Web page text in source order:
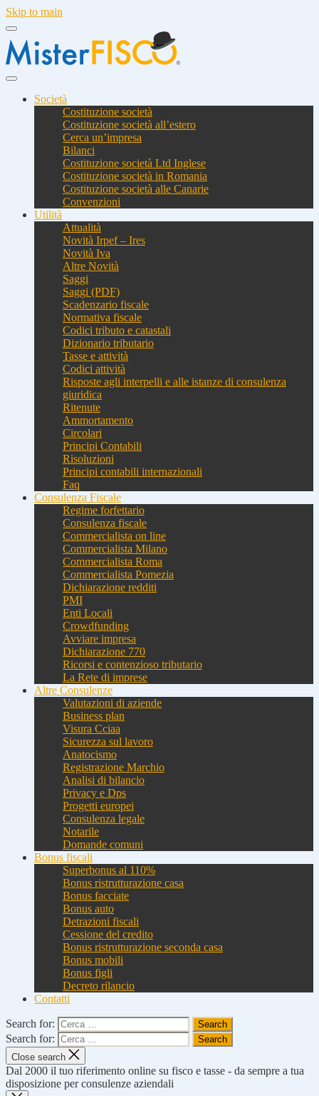
Skip to main
Società
Costituzione società
Costituzione società all’estero
Cerca un’impresa
Bilanci
Costituzione società Ltd Inglese
Costituzione società in Romania
Costituzione società alle Canarie
Convenzioni
Utilità
Attualità
Novità Irpef – Ires
Novità Iva
Altre Novità
Saggi
Saggi (PDF)
Scadenzario fiscale
Normativa fiscale
Codici tributo e catastali
Dizionario tributario
Tasse e attività
Codici attività
Risposte agli interpelli e alle istanze di consulenza
giuridica
Ritenute
Ammortamento
Circolari
Principi Contabili
Risoluzioni
Principi contabili internazionali
Faq
Consulenza Fiscale
Regime forfettario
Consulenza fiscale
Commercialista on line
Commercialista Milano
Commercialista Roma
Commercialista Pomezia
Dichiarazione redditi
PMI
Enti Locali
Crowdfunding
Avviare impresa
Dichiarazione 770
Ricorsi e contenzioso tributario
La Rete di imprese
Altre Consulenze
Valutazioni di aziende
Business plan
Visura Cciaa
Sicurezza sul lavoro
Anatocismo
Registrazione Marchio
Analisi di bilancio
Privacy e Dps
Progetti europei
Consulenza legale
Notarile
Domande comuni
Bonus fiscali
Superbonus al 110%
Bonus ristrutturazione casa
Bonus facciate
Bonus auto
Detrazioni fiscali
Cessione del credito
Bonus ristrutturazione seconda casa
Bonus mobili
Bonus figli
Decreto rilancio
Contatti
Search for:
Search for:
Close search
Dal 2000 il tuo riferimento online su fisco e tasse - da sempre a tua
disposizione per consulenze aziendali